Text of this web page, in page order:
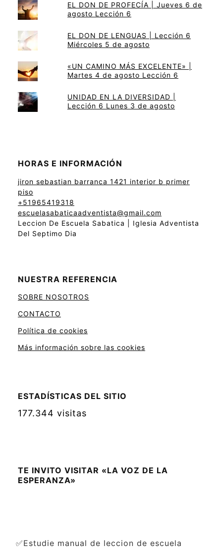
EL DON DE PROFECÍA | Jueves 6 de
agosto Lección 6
EL DON DE LENGUAS | Lección 6
Miércoles 5 de agosto
«UN CAMINO MÁS EXCELENTE» |
Martes 4 de agosto Lección 6
UNIDAD EN LA DIVERSIDAD |
Lección 6 Lunes 3 de agosto
HORAS E INFORMACIÓN
jiron sebastian barranca 1421 interior b primer
piso
+51965419318
escuelasabaticaadventista@gmail.com
Leccion De Escuela Sabatica | Iglesia Adventista
Del Septimo Dia
NUESTRA REFERENCIA
SOBRE NOSOTROS
CONTACTO
Política de cookies
Más información sobre las cookies
ESTADÍSTICAS DEL SITIO
177.344 visitas
TE INVITO VISITAR «LA VOZ DE LA
ESPERANZA»
✅Estudie manual de leccion de escuela